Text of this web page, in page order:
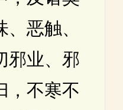
恶触、
邪业、邪
，不寒不